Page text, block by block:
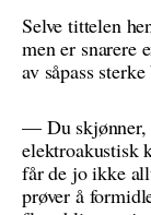
Selve tittelen
men er snarere
av såpass
— Du skjønner,
elektroakustisk
får de jo ikke
prøver å